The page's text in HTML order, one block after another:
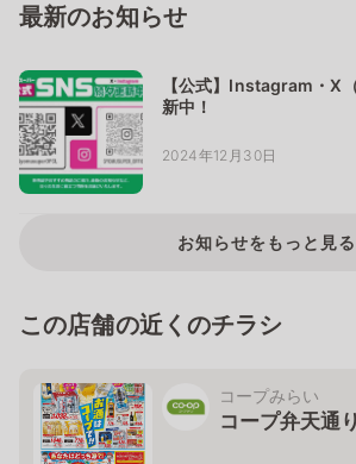
最新のお知らせ
【公式】Instagram・X
新中！
2024年12月30日
お知らせをもっと見る
この店舗の近くのチラシ
コープみらい
コープ弁天通